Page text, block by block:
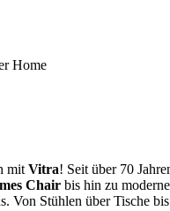
mit Vitra! Seit über 70
Chair bis hin zu
Von Stühlen über Tische